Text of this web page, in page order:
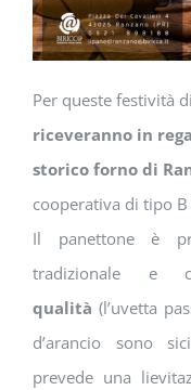
Per queste festività
riceveranno in
storico forno di
cooperativa di tipo
Il panettone è
tradizionale e
qualità (l’uvetta
d’arancio sono
prevede una